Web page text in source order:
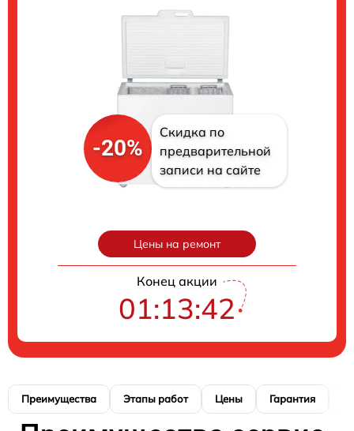
-20%
Скидка по
предварительной
записи на сайте
Цены на ремонт
Конец акции
01:13:41
Преимущества Этапы работ Цены Гарантия